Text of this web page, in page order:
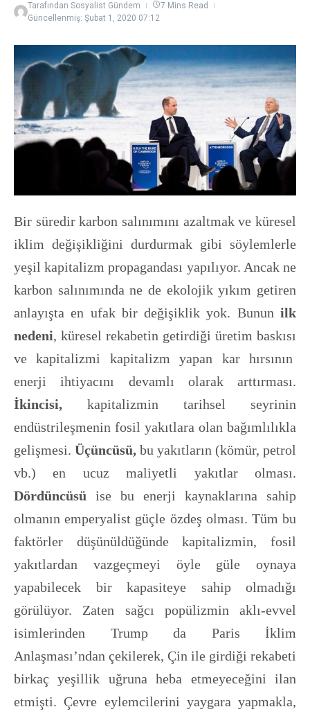
Tarafından Sosyalist Gündem
7 Mins Read
Güncellenmiş: Şubat 1, 2020 07:12
Bir süredir karbon salınımını azaltmak ve küresel
iklim değişikliğini durdurmak gibi söylemlerle
yeşil kapitalizm propagandası yapılıyor. Ancak ne
karbon salınımında ne de ekolojik yıkım getiren
anlayışta en ufak bir değişiklik yok. Bunun ilk
nedeni, küresel rekabetin getirdiği üretim baskısı
ve kapitalizmi kapitalizm yapan kar hırsının
enerji ihtiyacını devamlı olarak arttırması.
İkincisi, kapitalizmin tarihsel seyrinin
endüstrileşmenin fosil yakıtlara olan bağımlılıkla
gelişmesi. Üçüncüsü, bu yakıtların (kömür, petrol
vb.) en ucuz maliyetli yakıtlar olması.
Dördüncüsü ise bu enerji kaynaklarına sahip
olmanın emperyalist güçle özdeş olması. Tüm bu
faktörler düşünüldüğünde kapitalizmin, fosil
yakıtlardan vazgeçmeyi öyle güle oynaya
yapabilecek bir kapasiteye sahip olmadığı
görülüyor. Zaten sağcı popülizmin aklı-evvel
isimlerinden Trump da Paris İklim
Anlaşması’ndan çekilerek, Çin ile girdiği rekabeti
birkaç yeşillik uğruna heba etmeyeceğini ilan
etmişti. Çevre eylemcilerini yaygara yapmakla,